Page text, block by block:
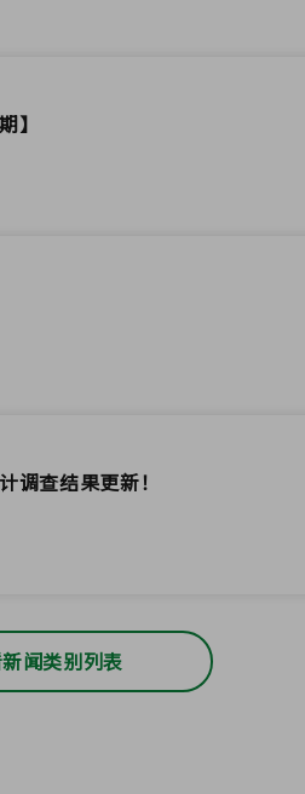
】
调查结果更新！
闻类别列表